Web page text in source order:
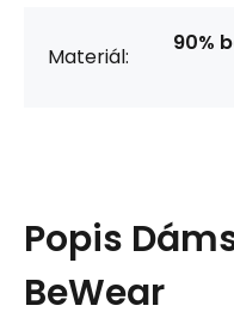
Materiál:
90%
Popis
BeWear